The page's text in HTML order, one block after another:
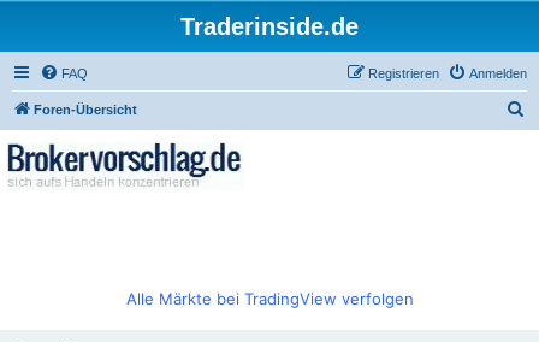
Traderinside.de
FAQ Anmelden
Registrieren
Foren-Übersicht
Alle Märkte bei TradingView verfolgen